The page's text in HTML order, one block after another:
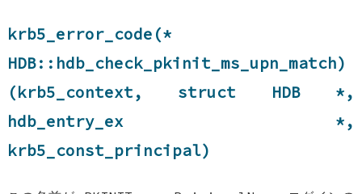
krb5_error_code(*
HDB::hdb_check_pkinit_ms_upn_match)
(krb5_context, struct
HDB*,
hdb_entry_ex *,
krb5_const_principal)